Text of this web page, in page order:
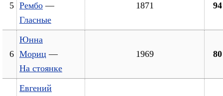
5 Рембо —
Гласные
1871 94
6
Юнна
Мориц —
На стоянке
1969 80
Евгений